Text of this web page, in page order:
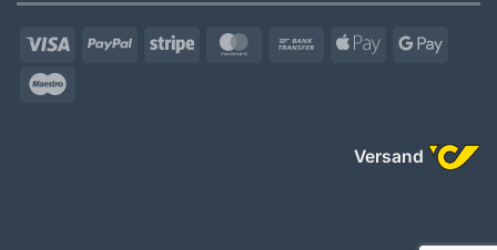
Visa PayPal Stripe MasterCard
Bank
Apple
Versand